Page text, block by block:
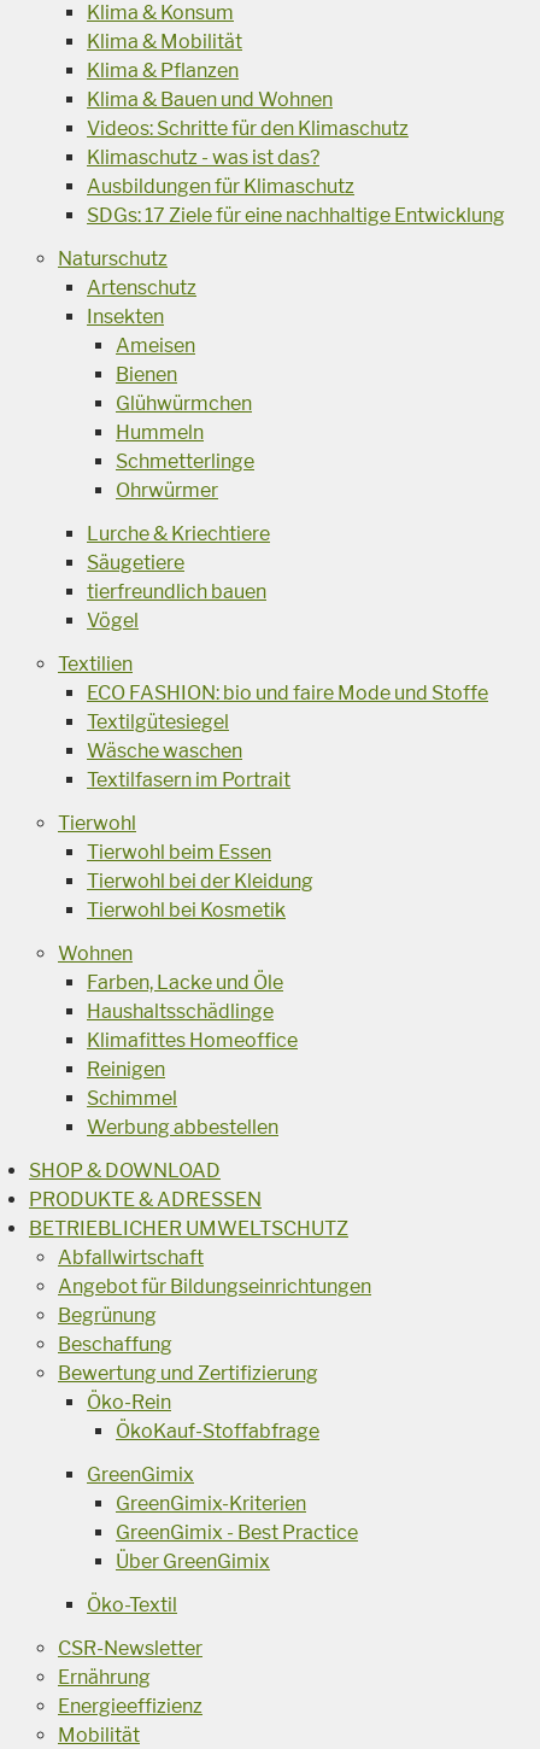
Klima & Konsum
Klima & Mobilität
Klima & Pflanzen
Klima & Bauen und Wohnen
Videos: Schritte für den Klimaschutz
Klimaschutz - was ist das?
Ausbildungen für Klimaschutz
SDGs: 17 Ziele für eine nachhaltige Entwicklung
Naturschutz
Artenschutz
Insekten
Ameisen
Bienen
Glühwürmchen
Hummeln
Schmetterlinge
Ohrwürmer
Lurche & Kriechtiere
Säugetiere
tierfreundlich bauen
Vögel
Textilien
ECO FASHION: bio und faire Mode und Stoffe
Textilgütesiegel
Wäsche waschen
Textilfasern im Portrait
Tierwohl
Tierwohl beim Essen
Tierwohl bei der Kleidung
Tierwohl bei Kosmetik
Wohnen
Farben, Lacke und Öle
Haushaltsschädlinge
Klimafittes Homeoffice
Reinigen
Schimmel
Werbung abbestellen
SHOP & DOWNLOAD
PRODUKTE & ADRESSEN
BETRIEBLICHER UMWELTSCHUTZ
Abfallwirtschaft
Angebot für Bildungseinrichtungen
Begrünung
Beschaffung
Bewertung und Zertifizierung
Öko-Rein
ÖkoKauf-Stoffabfrage
GreenGimix
GreenGimix-Kriterien
GreenGimix - Best Practice
Über GreenGimix
Öko-Textil
CSR-Newsletter
Ernährung
Energieeffizienz
Mobilität